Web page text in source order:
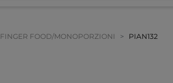
FINGER FOOD/MONOPORZIONI PIAN132